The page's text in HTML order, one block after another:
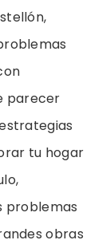
parecer
tu hogar
problemas
obras